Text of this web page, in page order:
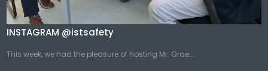
INSTAGRAM @istsafety
This week, we had the pleasure of hosting Mr. Grae...